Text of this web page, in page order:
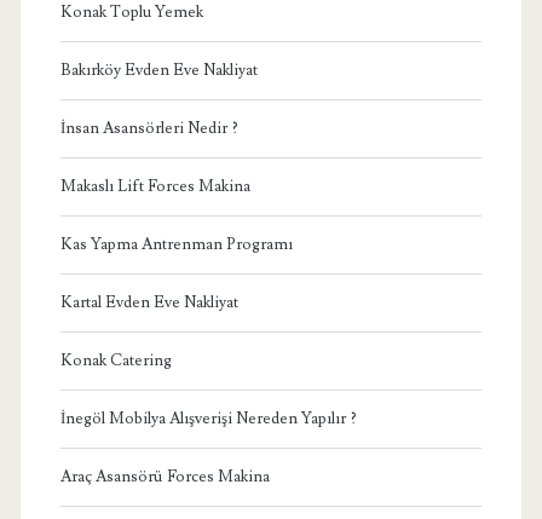
Konak Toplu Yemek
Bakırköy Evden Eve Nakliyat
İnsan Asansörleri Nedir ?
Makaslı Lift Forces Makina
Kas Yapma Antrenman Programı
Kartal Evden Eve Nakliyat
Konak Catering
İnegöl Mobilya Alışverişi Nereden Yapılır ?
Araç Asansörü Forces Makina